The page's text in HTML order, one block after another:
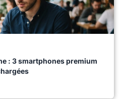
: 3 smartphones premium